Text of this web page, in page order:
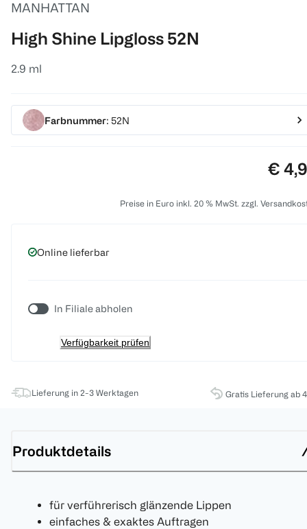
MANHATTAN
High Shine Lipgloss 52N
2.9 ml
Farbnummer: 52N
€
Preise in Euro inkl. 20 % MwSt. zzgl.
Online lieferbar
In Filiale abholen
Verfügbarkeit prüfen
Lieferung in 2-3 Werktagen Gratis Lieferung ab
Produktdetails
für verführerisch glänzende Lippen
einfaches & exaktes Auftragen